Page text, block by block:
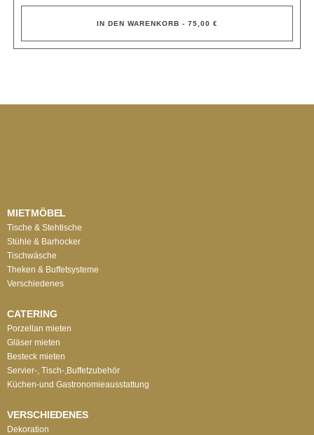
IN DEN WARENKORB - 75,00 €
MIETMÖBEL
Tische & Stehtische
Stühle & Barhocker
Tischwäsche
Theken & Buffetsysteme
Verschiedenes
CATERING
Porzellan mieten
Gläser mieten
Besteck mieten
Servier-, Tisch-,Buffetzubehör
Küchen-und Gastronomieausstattung
VERSCHIEDENES
Dekoration